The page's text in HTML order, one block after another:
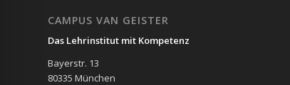
CAMPUS VAN GEISTER
Das Lehrinstitut mit Kompetenz
Bayerstr. 13
80335 München